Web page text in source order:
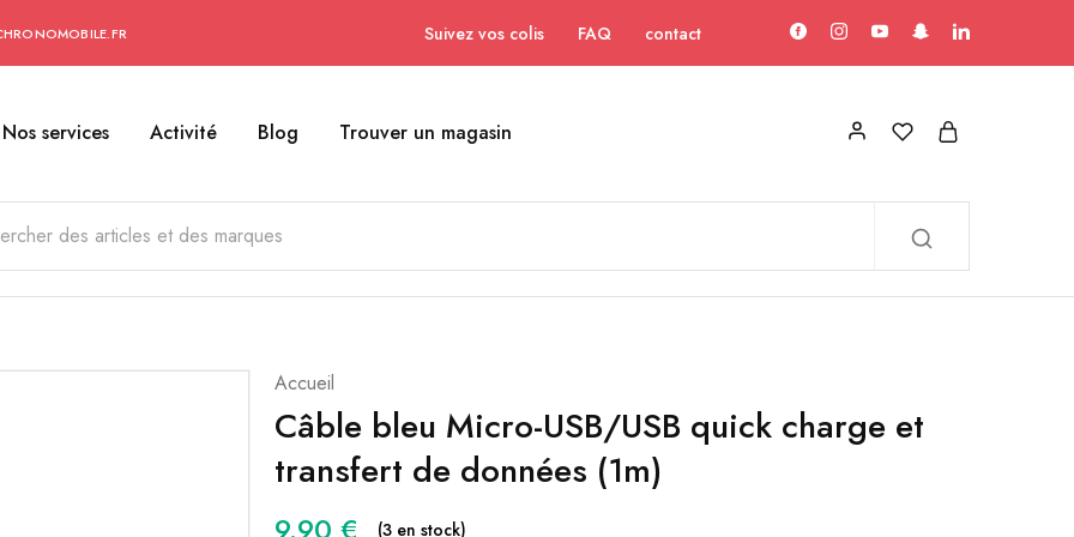
Suivez vos colis FAQ contact
Nos services Activité Blog Trouver un magasin
Accueil
Câble bleu Micro-USB/USB quick charge et
transfert de données (1m)
(3 en stock)